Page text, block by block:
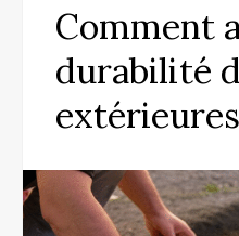
Comment
durabilité